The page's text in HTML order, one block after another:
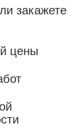
закажете
цены